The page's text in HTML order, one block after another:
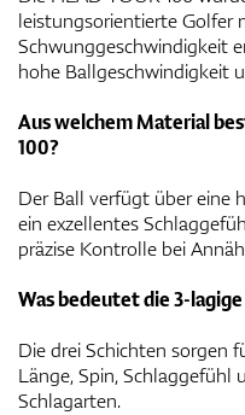
leistungsorientierte Golfer
Schwunggeschwindigkeit
hohe Ballgeschwindigkeit
Aus welchem Material
100?
Der Ball verfügt über eine
ein exzellentes
präzise Kontrolle bei
Was bedeutet die 3-
Die drei Schichten sorgen
Länge, Spin, Schlaggefühl
Schlagarten.